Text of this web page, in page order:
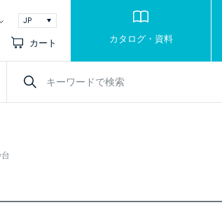
カート カタログ・資料